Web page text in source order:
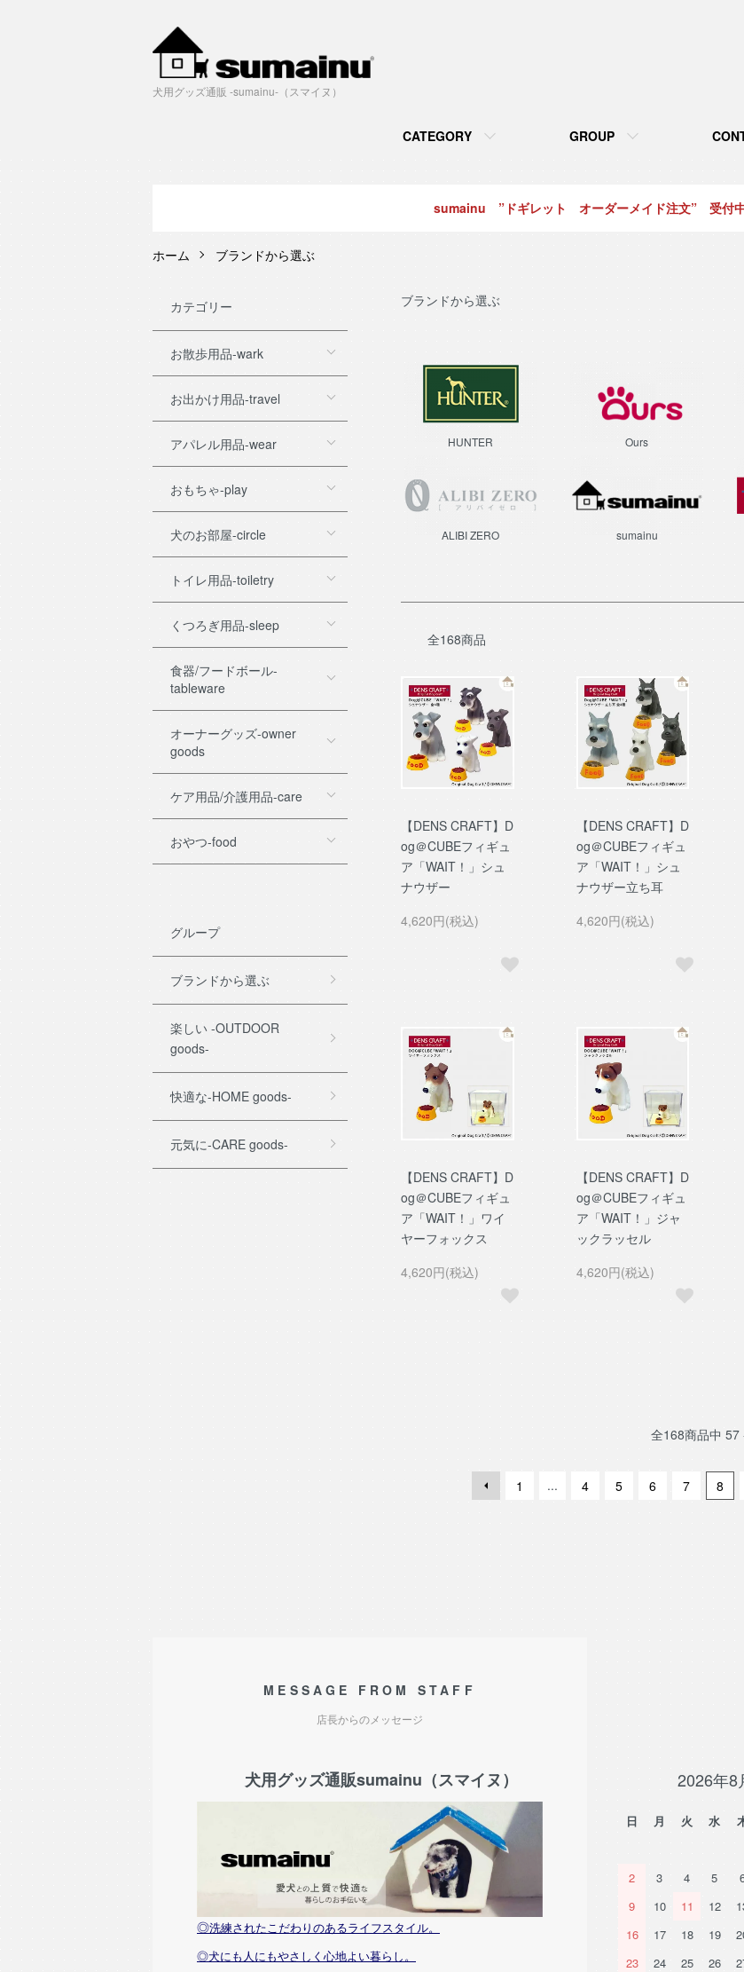
犬用グッズ通販 -sumainu-（スマイヌ）
CATEGORY GROUP
sumainu ”ドギレット オーダーメイド注文” 受付
ホーム ブランドから選ぶ
ブランドから選ぶ
HUNTER Ours
ALIBI ZERO sumainu
全168商品
【DENS CRAFT】D
og＠CUBEフィギュ
ア「WAIT！」シュ
ナウザー
4,620円(税込)
【DENS CRAFT】D
og＠CUBEフィギュ
ア「WAIT！」シュ
ナウザー立ち耳
4,620円(税込)
【DENS CRAFT】D
og＠CUBEフィギュ
ア「WAIT！」ワイ
ヤーフォックス
4,620円(税込)
【DENS CRAFT】D
og＠CUBEフィギュ
ア「WAIT！」ジャ
ックラッセル
4,620円(税込)
全168商品中 57
1 ... 4 5 6 7 8
カテゴリー
お散歩用品-wark
お出かけ用品-travel
アパレル用品-wear
おもちゃ-play
犬のお部屋-circle
トイレ用品-toiletry
くつろぎ用品-sleep
食器/フードボール-
tableware
オーナーグッズ-owner
goods
ケア用品/介護用品-care
おやつ-food
グループ
ブランドから選ぶ
楽しい -OUTDOOR
goods-
快適な-HOME goods-
元気に-CARE goods-
MESSAGE FROM STAFF
店長からのメッセージ
犬用グッズ通販sumainu（スマイヌ）
◎洗練されたこだわりのあるライフスタイル。
◎犬にも人にもやさしく心地よい暮らし。
2026年8
日 月 火 水
2
3 4 5
9
10 11 12
16
17 18 19
23
24 25 26